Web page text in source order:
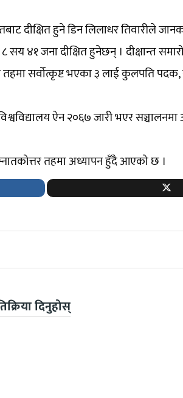
दीक्षित हुने डिन लिलाधर तिवारीले
४१ जना दीक्षित हुनेछन् । दीक्षान्त
तहमा सर्वोत्कृष्ट भएका ३ लाई कुलपति
ऐन २०६७ जारी भएर सञ्चालनमा
तहमा अध्यापन हुँदै आएको छ ।
दिनुहोस्